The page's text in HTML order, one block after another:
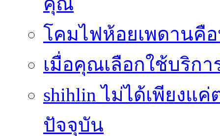
โคมไฟห้อยเพดานคื
เมื่อคุณเลือกใช้บริก
shihlin ไม่ได้เพียงแ
ปัจจุบัน